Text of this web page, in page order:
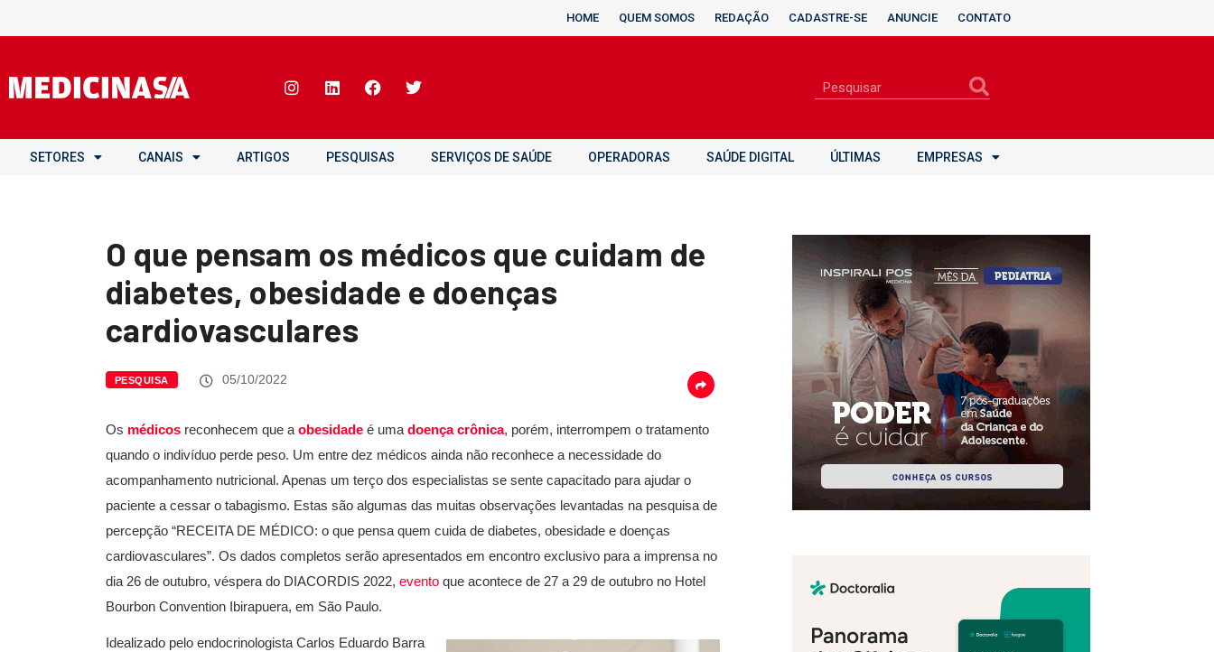
HOME QUEM SOMOS REDAÇÃO CADASTRE-SE ANUNCIE CONTATO
SETORES CANAIS ARTIGOS PESQUISAS SERVIÇOS DE SAÚDE OPERADORAS SAÚDE DIGITAL ÚLTIMAS EMPRESAS
O que pensam os médicos que cuidam de
diabetes, obesidade e doenças
cardiovasculares
PESQUISA 05/10/2022
Os médicos reconhecem que a obesidade é uma doença crônica, porém, interrompem o tratamento
quando o indivíduo perde peso. Um entre dez médicos ainda não reconhece a necessidade do
acompanhamento nutricional. Apenas um terço dos especialistas se sente capacitado para ajudar o
paciente a cessar o tabagismo. Estas são algumas das muitas observações levantadas na pesquisa de
percepção “RECEITA DE MÉDICO: o que pensa quem cuida de diabetes, obesidade e doenças
cardiovasculares”. Os dados completos serão apresentados em encontro exclusivo para a imprensa no
dia 26 de outubro, véspera do DIACORDIS 2022, evento que acontece de 27 a 29 de outubro no Hotel
Bourbon Convention Ibirapuera, em São Paulo.
Idealizado pelo endocrinologista Carlos Eduardo Barra